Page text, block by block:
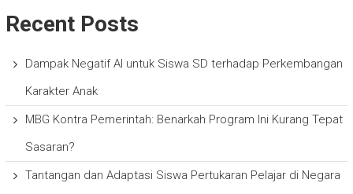
Recent Posts
Dampak Negatif AI untuk Siswa SD terhadap Perkembangan
Karakter Anak
MBG Kontra Pemerintah: Benarkah Program Ini Kurang Tepat
Sasaran?
Tantangan dan Adaptasi Siswa Pertukaran Pelajar di Negara